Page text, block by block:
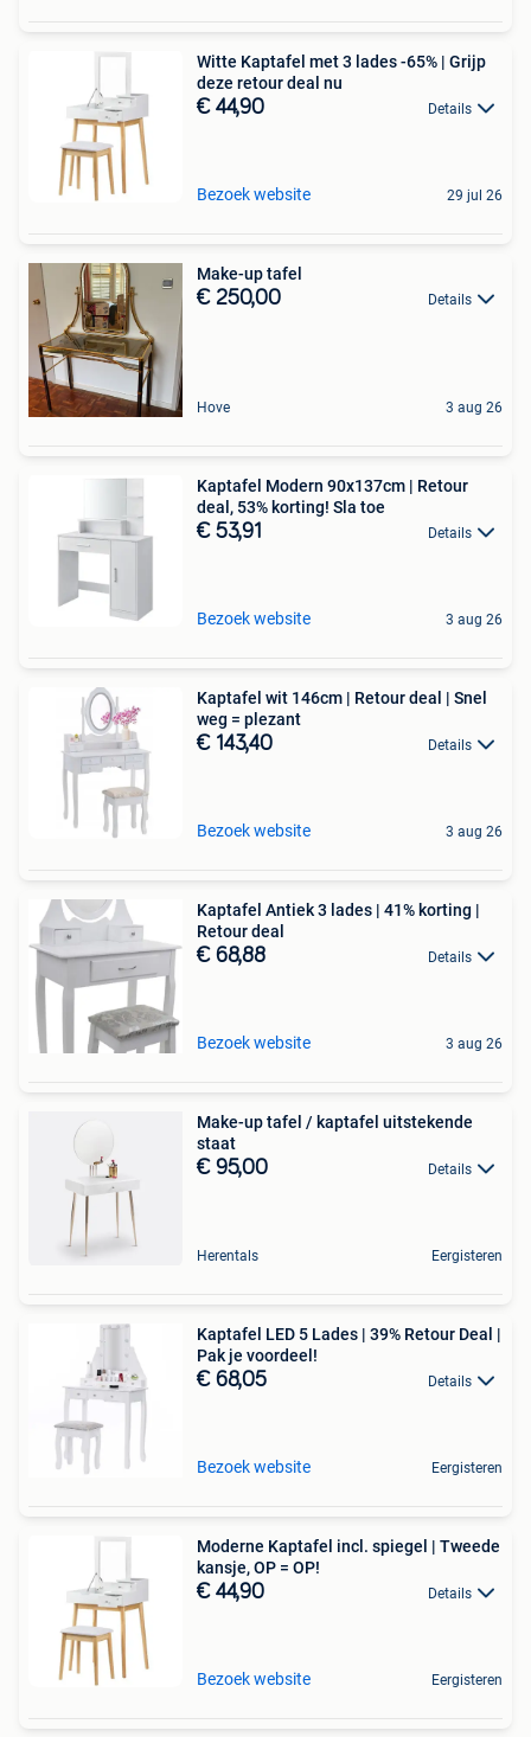
Witte Kaptafel met 3 lades -65% | Grijp
deze retour deal nu
€ 44,90 Details
Bezoek website 29 jul 26
Make-up tafel
€ 250,00 Details
Hove 3 aug 26
Kaptafel Modern 90x137cm | Retour
deal, 53% korting! Sla toe
€ 53,91 Details
Bezoek website 3 aug 26
Kaptafel wit 146cm | Retour deal | Snel
weg = plezant
€ 143,40 Details
Bezoek website 3 aug 26
Kaptafel Antiek 3 lades | 41% korting |
Retour deal
€ 68,88 Details
Bezoek website 3 aug 26
Make-up tafel / kaptafel uitstekende
staat
€ 95,00 Details
Herentals Eergisteren
Kaptafel LED 5 Lades | 39% Retour Deal |
Pak je voordeel!
€ 68,05 Details
Bezoek website Eergisteren
Moderne Kaptafel incl. spiegel | Tweede
kansje, OP = OP!
€ 44,90 Details
Bezoek website Eergisteren